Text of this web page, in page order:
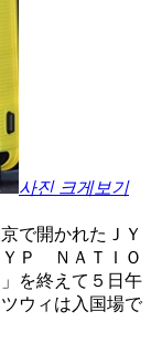
사진 크게보기
で開かれたＪＹ
Ｐ ＮＡＴＩＯ
を終えて５日午
ウィは入国場で